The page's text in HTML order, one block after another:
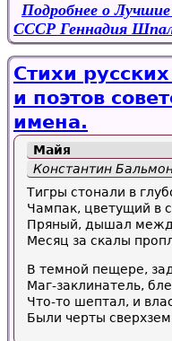
Подробнее о Лучшие
СССР Геннадия
Стихи
и поэтов
имена.
Майя
Константин
Тигры стонали в
Чампак, цветущий в
Пряный, дышал
Месяц за скалы
В темной пещере,
Маг-заклинатель,
Что-то шептал, и
Были черты